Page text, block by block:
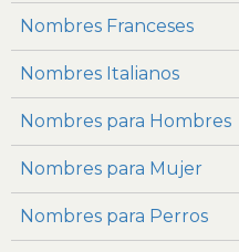
Nombres Franceses
Nombres Italianos
Nombres para Hombres
Nombres para Mujer
Nombres para Perros